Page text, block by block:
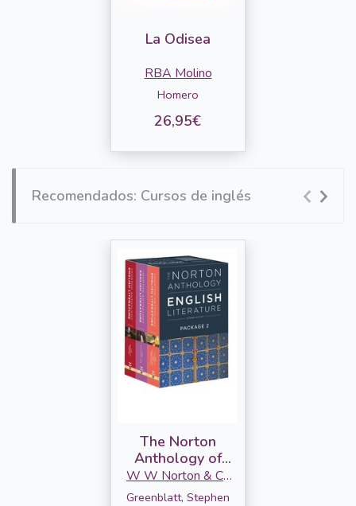
La Odisea
RBA Molino
Homero
26,95€
Recomendados: Cursos de inglés
The Norton
Anthology of
English Literature
2 (D-E-F), 11ed.
W W Norton & Co
Ltd
Greenblatt, Stephen